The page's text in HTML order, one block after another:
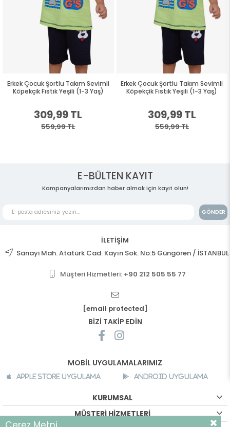
Erkek Çocuk Şortlu Takım Sevimli
Köpekçik Fıstık Yeşili (1-3 Yaş)
309,99 TL
559,99 TL
Erkek Çocuk Şortlu Takım Sevimli
Köpekçik Fıstık Yeşili (1-3 Yaş)
309,99 TL
559,99 TL
E-BÜLTEN KAYIT
Kampanyalarımızdan haber almak için kayıt olun!
GÖNDER
İLETİŞİM
Sanayi Mah. Atatürk Cad. Kayın Sok. No:5 Güngören / İSTANBUL
Müşteri Hizmetleri: +90 212 505 55 77
[email protected]
BİZİ TAKİP EDİN
MOBİL UYGULAMALARIMIZ
Apple Store Uygulama Android Uygulama
KURUMSAL
MÜŞTERİ HİZMETLERİ